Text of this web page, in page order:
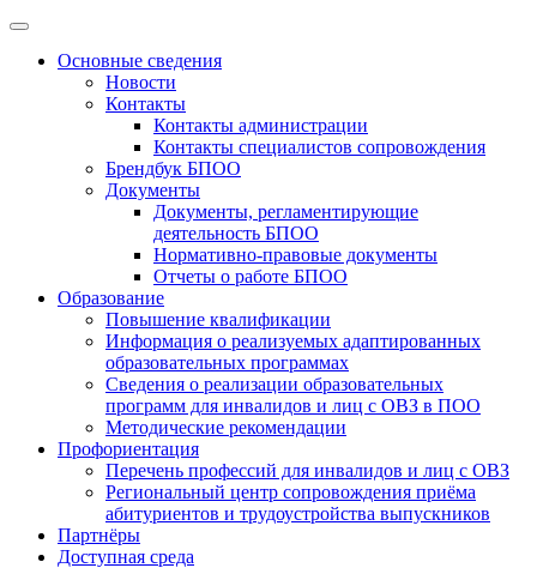
Основные сведения
Новости
Контакты
Контакты администрации
Контакты специалистов сопровождения
Брендбук БПОО
Документы
Документы, регламентирующие
деятельность БПОО
Нормативно-правовые документы
Отчеты о работе БПОО
Образование
Повышение квалификации
Информация о реализуемых адаптированных
образовательных программах
Сведения о реализации образовательных
программ для инвалидов и лиц с ОВЗ в ПОО
Методические рекомендации
Профориентация
Перечень профессий для инвалидов и лиц с ОВЗ
Региональный центр сопровождения приёма
абитуриентов и трудоустройства выпускников
Партнёры
Доступная среда